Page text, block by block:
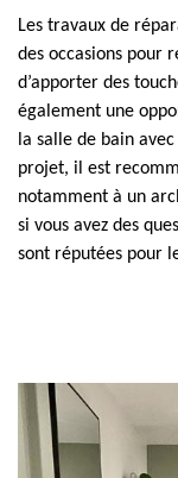
Les travaux de
des occasions pour
d’apporter des
également une
la salle de bain
projet, il est
notamment à un
si vous avez des
sont réputées pour